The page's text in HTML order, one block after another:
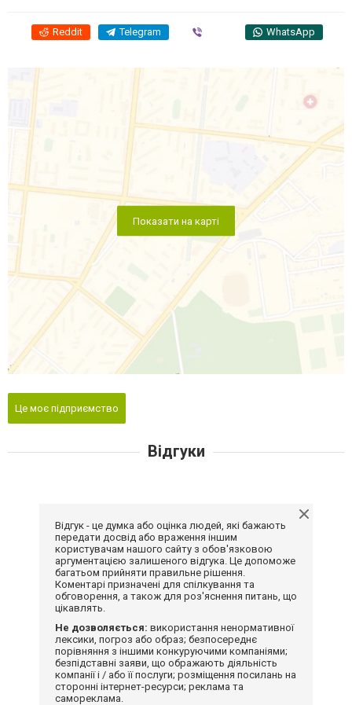
Reddit Telegram WhatsApp
Показати на карті
Це моє підприємство
Відгуки
Відгук - це думка або оцінка людей, які бажають
передати досвід або враження іншим
користувачам нашого сайту з обов'язковою
аргументацією залишеного відгука. Це допоможе
багатьом прийняти правильне рішення.
Коментарі призначені для спілкування та
обговорення, а також для роз'яснення питань, що
цікавлять.
Не дозволяється: використання ненормативної
лексики, погроз або образ; безпосереднє
порівняння з іншими конкуруючими компаніями;
безпідставні заяви, що ображають діяльність
компанії і / або її послуги; розміщення посилань на
сторонні інтернет-ресурси; реклама та
самореклама.